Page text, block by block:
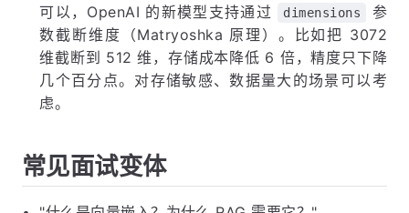
可以，OpenAI 的新模型支持通过 dimensions
参
数截断维度（Matryoshka 原理）。比如把 3072
维截断到 512 维，存储成本降低 6 倍，精度只下降
几个百分点。对存储敏感、数据量大的场景可以考
虑。
常见面试变体